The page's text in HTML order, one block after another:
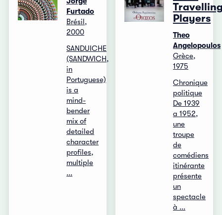
Furtado
Brésil,
2000
SANDUICHE
(SANDWICH,
in
Portuguese)
is a
mind-
bender
mix of
detailed
character
profiles,
multiple
...
Players
Theo
Angelopoulos
Grèce,
1975
Chronique
politique
De 1939
a 1952,
une
troupe
de
comédiens
itinérante
présente
un
spectacle
à ...